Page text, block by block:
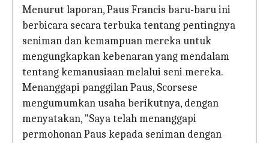
Menurut laporan, Paus Francis baru-baru ini
berbicara secara terbuka tentang pentingnya
seniman dan kemampuan mereka untuk
mengungkapkan kebenaran yang mendalam
tentang kemanusiaan melalui seni mereka.
Menanggapi panggilan Paus, Scorsese
mengumumkan usaha berikutnya, dengan
menyatakan, "Saya telah menanggapi
permohonan Paus kepada seniman dengan